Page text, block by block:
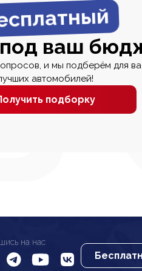
ваш
и мы подберём для
автомобилей!
подборку
на нас